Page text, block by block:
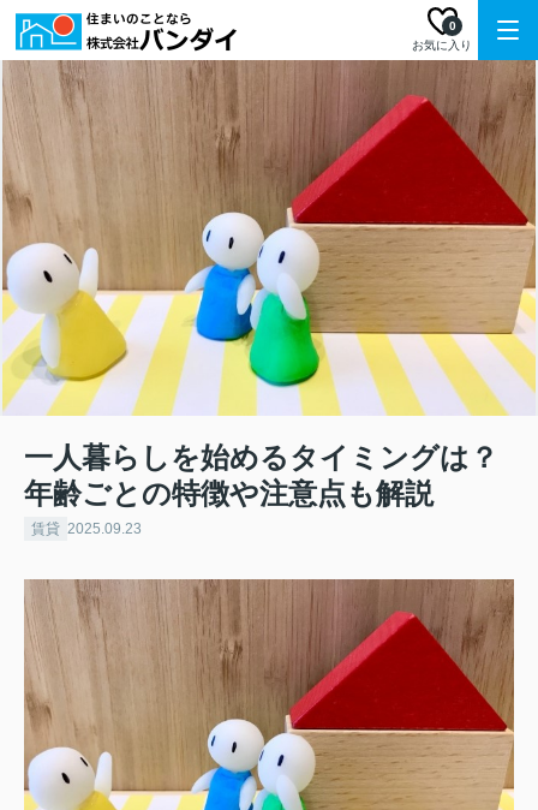
お気に入り
0
一人暮らしを始めるタイミングは？
年齢ごとの特徴や注意点も解説
賃貸 2025.09.23